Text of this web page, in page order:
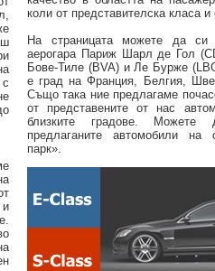
коли от представителска класа
На страницата можете да си
аерогара Париж Шарл де Гол
Бове-Тиле (BVA) и Ле Бурже
е град на Франция, Белгия,
Също така ние предлагаме
от представените от нас
близките градове.
предлаганите автомобили на
парк».